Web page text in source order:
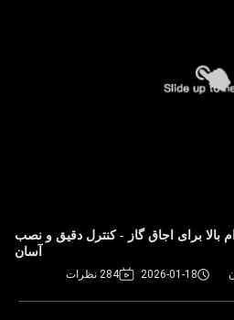
بالا برای اجاق گاز - کنترل دقیق و نصب
آسان
2026-01-18 284 نظرات